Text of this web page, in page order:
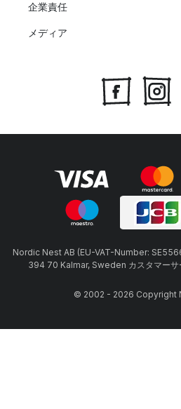
企業責任
メディア
Nordic Nest AB (EU-VAT-Number:
394 70 Kalmar, Sweden カスタマー
© 2002 - 2026 Copyright